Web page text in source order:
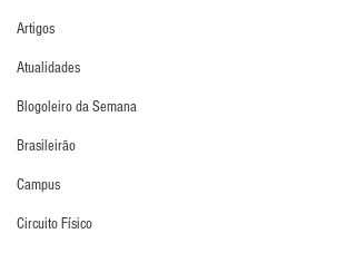
Artigos
Atualidades
Blogoleiro da Semana
Brasileirão
Campus
Circuito Físico